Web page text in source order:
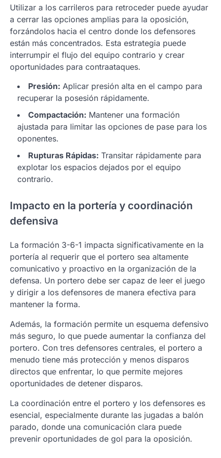
Utilizar a los carrileros para retroceder puede ayudar
a cerrar las opciones amplias para la oposición,
forzándolos hacia el centro donde los defensores
están más concentrados. Esta estrategia puede
interrumpir el flujo del equipo contrario y crear
oportunidades para contraataques.
Presión: Aplicar presión alta en el campo para
recuperar la posesión rápidamente.
Compactación: Mantener una formación
ajustada para limitar las opciones de pase para los
oponentes.
Rupturas Rápidas: Transitar rápidamente para
explotar los espacios dejados por el equipo
contrario.
Impacto en la portería y coordinación
defensiva
La formación 3-6-1 impacta significativamente en la
portería al requerir que el portero sea altamente
comunicativo y proactivo en la organización de la
defensa. Un portero debe ser capaz de leer el juego
y dirigir a los defensores de manera efectiva para
mantener la forma.
Además, la formación permite un esquema defensivo
más seguro, lo que puede aumentar la confianza del
portero. Con tres defensores centrales, el portero a
menudo tiene más protección y menos disparos
directos que enfrentar, lo que permite mejores
oportunidades de detener disparos.
La coordinación entre el portero y los defensores es
esencial, especialmente durante las jugadas a balón
parado, donde una comunicación clara puede
prevenir oportunidades de gol para la oposición.